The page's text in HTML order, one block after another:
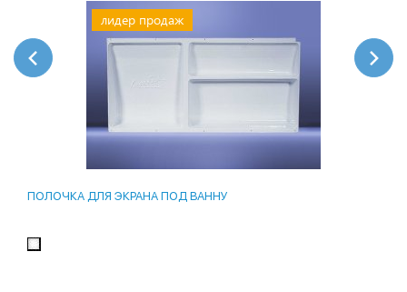
лидер продаж
ПОЛОЧКА ДЛЯ ЭКРАНА ПОД ВАННУ